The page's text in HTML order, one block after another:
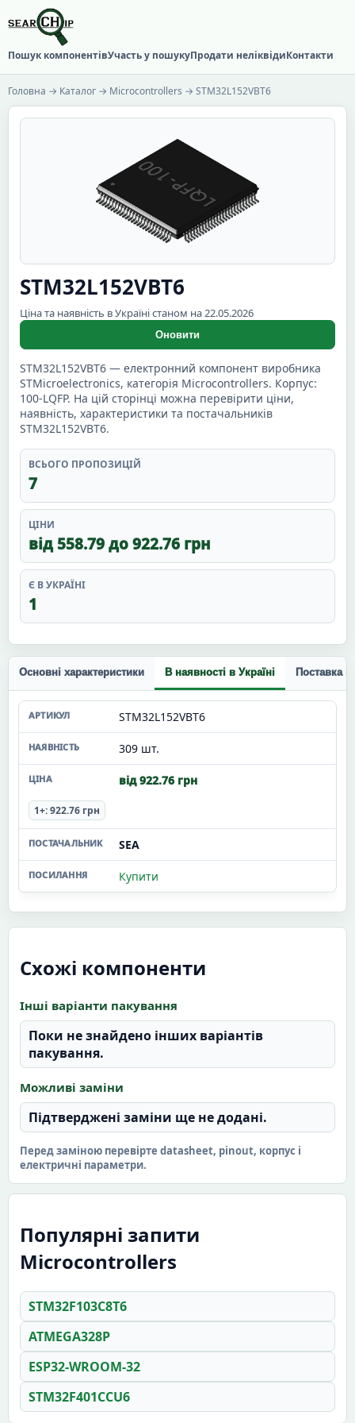
Пошук компонентівУчасть у пошукуПродати неліквідиКонтакти
Головна → Каталог → Microcontrollers → STM32L152VBT6
STM32L152VBT6
Ціна та наявність в Україні станом на 22.05.2026
Оновити
STM32L152VBT6 — електронний компонент виробника
STMicroelectronics, категорія Microcontrollers. Корпус:
100-LQFP. На цій сторінці можна перевірити ціни,
наявність, характеристики та постачальників
STM32L152VBT6.
ВСЬОГО ПРОПОЗИЦІЙ
7
ЦІНИ
від 558.79 до 922.76 грн
Є В УКРАЇНІ
1
Основні характеристики В наявності в Україні Поставка
STM32L152VBT6
309 шт.
від 922.76 грн
1+: 922.76 грн
SEA
Купити
Схожі компоненти
Інші варіанти пакування
Поки не знайдено інших варіантів
пакування.
Можливі заміни
Підтверджені заміни ще не додані.
Перед заміною перевірте datasheet, pinout, корпус і
електричні параметри.
Популярні запити
Microcontrollers
STM32F103C8T6
ATMEGA328P
ESP32-WROOM-32
STM32F401CCU6